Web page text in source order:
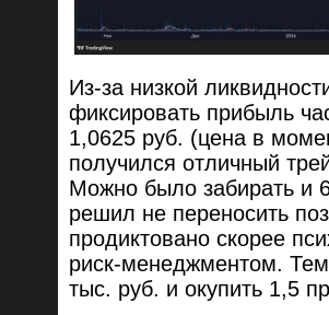
Из-за низкой
фиксировать прибыль
1,0625 руб. (цена в
получился отличный
Можно было забирать и
решил не переносить
продиктовано скорее
риск-менеджментом.
тыс. руб. и окупить 1,5